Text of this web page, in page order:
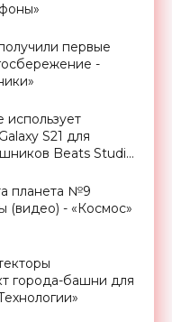
первые
-
S21 для
Beats Studio
планета №9
(видео) - «Космос»
города-башни для